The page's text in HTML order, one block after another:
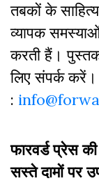
तबकों के
व्‍यापक
करती हैं।
लिए संपर्क करें।
:
फारवर्ड प्रेस
सस्ते दामों पर